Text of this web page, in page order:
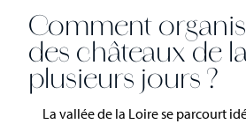
Comment
des châteaux de
plusieurs jours ?
La vallée de la Loire se parcourt